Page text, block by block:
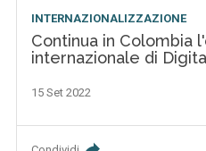
INTERNAZIONALIZZAZIONE
Continua in Colombia
internazionale di
15 Set 2022